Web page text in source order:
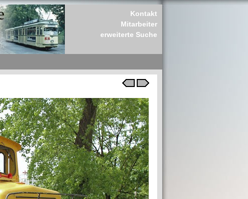
Kontakt
Mitarbeiter
erweiterte Suche